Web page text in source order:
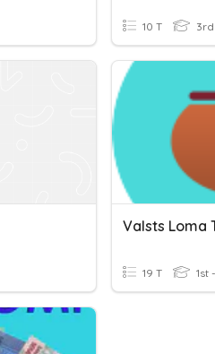
10 T 3rd
Valsts Loma
19 T 1st